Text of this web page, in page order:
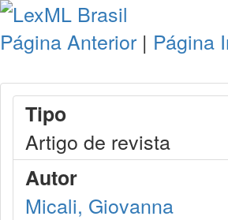
Página Anterior | Página
Tipo
Artigo de revista
Autor
Micali, Giovanna